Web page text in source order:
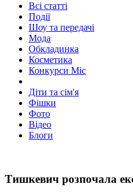
Всі статті
Події
Шоу та передачі
Мода
Обкладинка
Косметика
Конкурси Міс
Діти та сім'я
Фішки
Фото
Відео
Блоги
Тишкевич розпочала